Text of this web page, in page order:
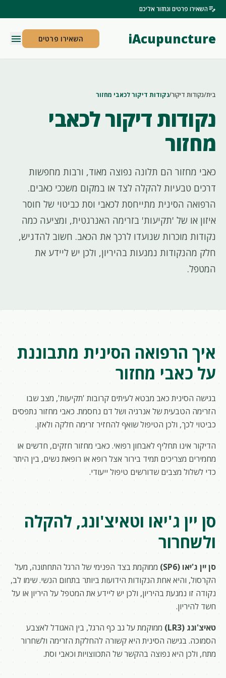
edit_noteהשאירו פרטים ונחזור אליכם
iAcupuncture השאירו פרטים menu
בית/נקודות דיקור/נקודות דיקור לכאבי מחזור
נקודות דיקור לכאבי
מחזור
כאבי מחזור הם תלונה נפוצה מאוד, ורבות מחפשות
דרכים טבעיות להקלה לצד או במקום משככי כאבים.
הרפואה הסינית מתייחסת לכאבי וסת כביטוי של חוסר
איזון או של 'תקיעות' בזרימה האנרגטית, ומציעה כמה
נקודות מוכרות שנועדו לרכך את הכאב. חשוב להדגיש,
חלק מהנקודות נמנעות בהיריון, ולכן יש ליידע את
המטפל.
איך הרפואה הסינית מתבוננת
על כאבי מחזור
בגישה הסינית כאב מבטא לעיתים קרובות 'תקיעות', מצב שבו
הזרימה הטבעית של אנרגיה ושל דם נחסמת. כאבי מחזור נתפסים
כביטוי לכך, ולכן הטיפול שואף להחזיר זרימה חלקה ולאזן.
הדיקור אינו תחליף לאבחון רפואי. כאבי מחזור חזקים, חדשים או
מחמירים מצריכים תמיד בירור אצל רופא או רופאת נשים, בין היתר
כדי לשלול מצבים שדורשים טיפול ייעודי.
סן יין ג'יאו וטאיצ'ונג, להקלה
ולשחרור
סן יין ג'יאו (SP6)
ממוקמת בצד הפנימי של הרגל התחתונה, מעל
הקרסול, והיא אחת הנקודות הידועות ביותר בתחום הנשי. שימו לב,
נקודה זו נמנעת בהיריון, ולכן יש ליידע את המטפל על היריון או על
חשד להיריון.
טאיצ'ונג (LR3)
ממוקמת על גב כף הרגל, בין האגודל לאצבע
הסמוכה. בגישה הסינית היא קשורה להחלקת הזרימה ולשחרור
מתח, ולכן היא נפוצה בהקשר של התכווצויות וכאבי וסת.